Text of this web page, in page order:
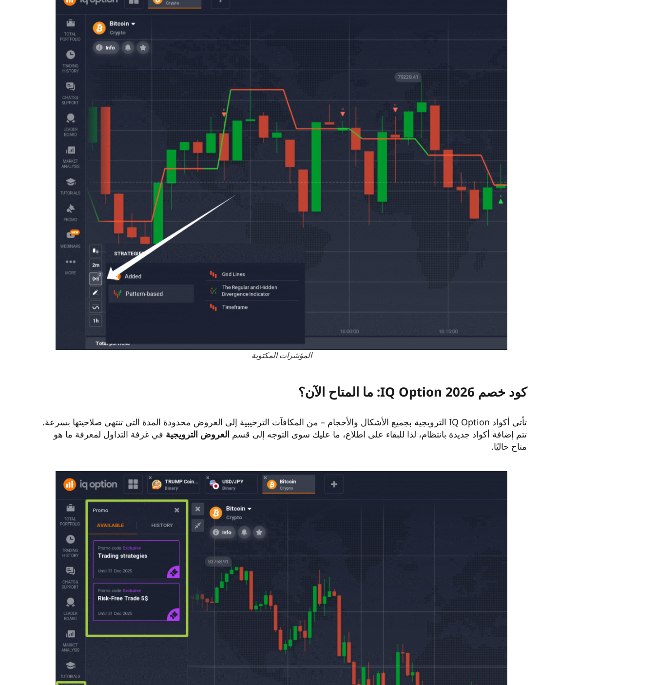
المؤشرات المكتوبة
كود خصم IQ Option 2026: ما المتاح الآن؟
تأتي أكواد IQ Option الترويجية بجميع الأشكال والأحجام – من المكافآت الترحيبية إلى العروض محدودة المدة التي تنتهي صلاحيتها بسرعة.
تتم إضافة أكواد جديدة بانتظام، لذا للبقاء على اطلاع، ما عليك سوى التوجه إلى قسم العروض الترويجية في غرفة التداول لمعرفة ما هو
متاح حاليًا.